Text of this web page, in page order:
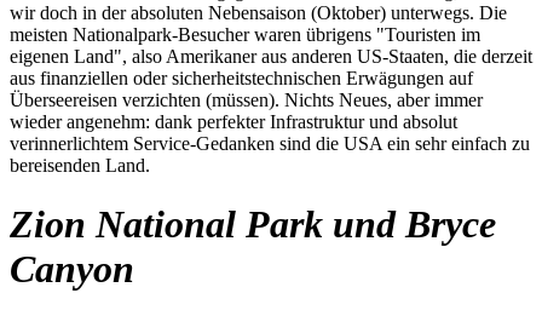
wir doch in der absoluten Nebensaison (Oktober) unterwegs. Die
meisten Nationalpark-Besucher waren übrigens "Touristen im
eigenen Land", also Amerikaner aus anderen US-Staaten, die derzeit
aus finanziellen oder sicherheitstechnischen Erwägungen auf
Überseereisen verzichten (müssen). Nichts Neues, aber immer
wieder angenehm: dank perfekter Infrastruktur und absolut
verinnerlichtem Service-Gedanken sind die USA ein sehr einfach zu
bereisenden Land.
Zion National Park und Bryce
Canyon